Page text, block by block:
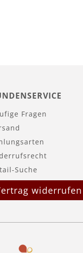
Fragen
Suche
widerrufen